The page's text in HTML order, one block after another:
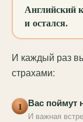
Английский
и остался.
И каждый раз
страхами:
1 Вас поймут
И важная